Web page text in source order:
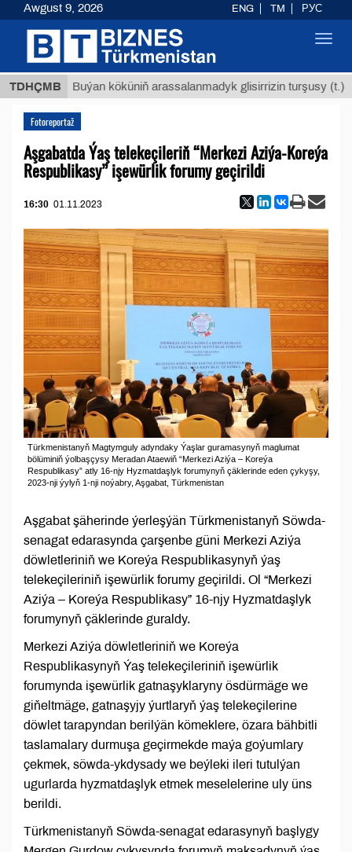
TDHÇMB
Buýan köküniň arassalanmadyk glisirrizin turşusy (t.)
Fotoreportaž
Aşgabatda Ýaş telekeçileriň “Merkezi Aziýa-Koreýa
Respublikasy” işewürlik forumy geçirildi
16:30 01.11.2023
Türkmenistanyň Magtymguly adyndaky Ýaşlar guramasynyň maglumat
bölüminiň ýolbaşçysy Meradan Ataewiň “Merkezi Aziýa – Koreýa
Respublikasy” atly 16-njy Hyzmatdaşlyk forumynyň çäklerinde eden çykyşy,
2023-nji ýylyň 1-nji noýabry, Aşgabat, Türkmenistan
Aşgabat şäherinde ýerleşýän Türkmenistanyň Söwda-
senagat edarasynda çarşenbe güni Merkezi Aziýa
döwletleriniň we Koreýa Respublikasynyň ýaş
telekeçileriniň işewürlik forumy geçirildi. Ol “Merkezi
Aziýa – Koreýa Respublikasy” 16-njy Hyzmatdaşlyk
forumynyň çäklerinde guraldy.
Merkezi Aziýa döwletleriniň we Koreýa
Respublikasynyň Ýaş telekeçileriniň işewürlik
forumynda işewürlik gatnaşyklaryny ösdürmäge we
giňeltmäge, gatnaşyjy ýurtlaryň ýaş telekeçilerine
döwlet tarapyndan berilýän kömeklere, özara bähbitli
taslamalary durmuşa geçirmekde maýa goýumlary
çekmek, söwda-ykdysady we beýleki ileri tutulýan
ugurlarda hyzmatdaşlyk etmek meselelerine uly üns
berildi.
Türkmenistanyň Söwda-senagat edarasynyň başlygy
Awgust 9, 2026 ENG TM РУС